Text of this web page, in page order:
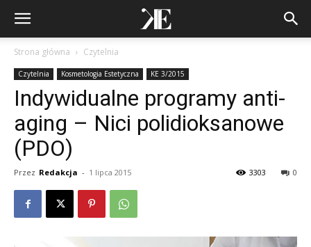
Strona główna Czytelnia
Czytelnia Kosmetologia Estetyczna KE 3/2015
Indywidualne programy anti-
aging – Nici polidioksanowe
(PDO)
Przez Redakcja - 1 lipca 2015 0
3303